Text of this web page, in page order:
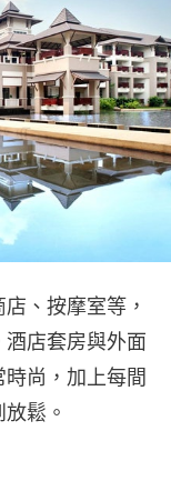
、按摩室等，
店套房與外面
尚，加上每間
鬆。